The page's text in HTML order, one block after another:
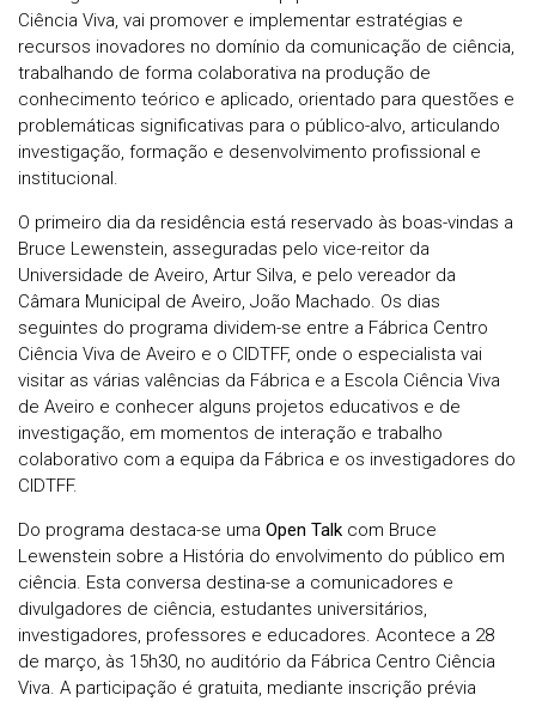
Ciência Viva, vai promover e implementar estratégias e
recursos inovadores no domínio da comunicação de ciência,
trabalhando de forma colaborativa na produção de
conhecimento teórico e aplicado, orientado para questões e
problemáticas significativas para o público-alvo, articulando
investigação, formação e desenvolvimento profissional e
institucional.
O primeiro dia da residência está reservado às boas-vindas a
Bruce Lewenstein, asseguradas pelo vice-reitor da
Universidade de Aveiro, Artur Silva, e pelo vereador da
Câmara Municipal de Aveiro, João Machado. Os dias
seguintes do programa dividem-se entre a Fábrica Centro
Ciência Viva de Aveiro e o CIDTFF, onde o especialista vai
visitar as várias valências da Fábrica e a Escola Ciência Viva
de Aveiro e conhecer alguns projetos educativos e de
investigação, em momentos de interação e trabalho
colaborativo com a equipa da Fábrica e os investigadores do
CIDTFF.
Do programa destaca-se uma Open Talk com Bruce
Lewenstein sobre a História do envolvimento do público em
ciência. Esta conversa destina-se a comunicadores e
divulgadores de ciência, estudantes universitários,
investigadores, professores e educadores. Acontece a 28
de março, às 15h30, no auditório da Fábrica Centro Ciência
Viva. A participação é gratuita, mediante inscrição prévia